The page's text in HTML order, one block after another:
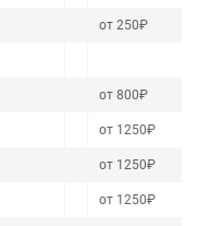
от 250₽
от 800₽
от 1250₽
от 1250₽
от 1250₽